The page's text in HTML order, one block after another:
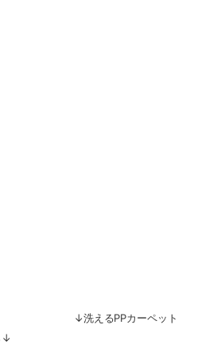
↓洗えるPPカーペット
こちら↓